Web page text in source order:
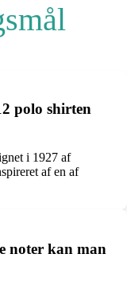
polo shirten
i 1927 af
af en af
noter kan man